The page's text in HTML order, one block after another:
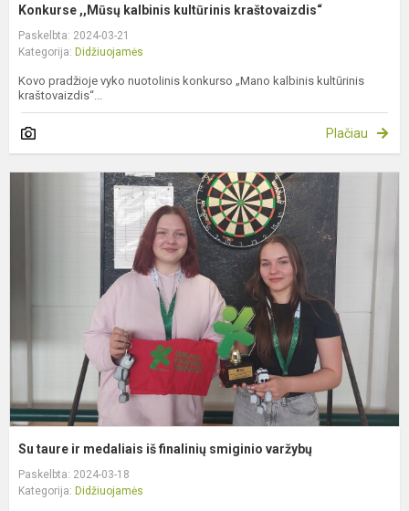
Konkurse ,,Mūsų kalbinis kultūrinis kraštovaizdis“
Paskelbta: 2024-03-21
Kategorija: Didžiuojamės
Kovo pradžioje vyko nuotolinis konkurso „Mano kalbinis kultūrinis
kraštovaizdis“...
Plačiau
Su taure ir medaliais iš finalinių smiginio varžybų
Paskelbta: 2024-03-18
Kategorija: Didžiuojamės